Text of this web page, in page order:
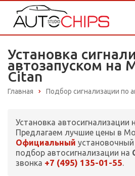
Установка
автозапуском на
Citan
Главная Подбор сигнализации по
Установка автосигнализации
Предлагаем лучшие цены в
Официальный
подбор автосигнализации на
звонка +7 (495) 135-01-55.